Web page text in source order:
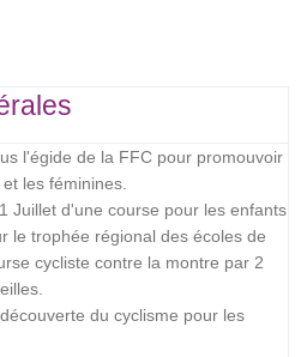
l'égide de la FFC pour promouvoir
les féminines.
Juillet d'une course pour les enfants
le trophée régional des écoles de
cycliste contre la montre par 2
du cyclisme pour les